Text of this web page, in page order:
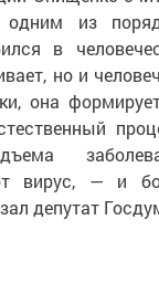
одним из
в
но и
она
вирус, — и
депутат